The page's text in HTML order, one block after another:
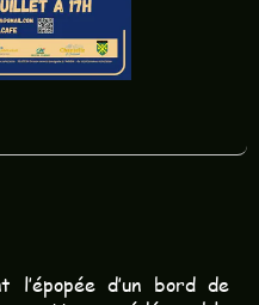
l’épopée d’un bord de